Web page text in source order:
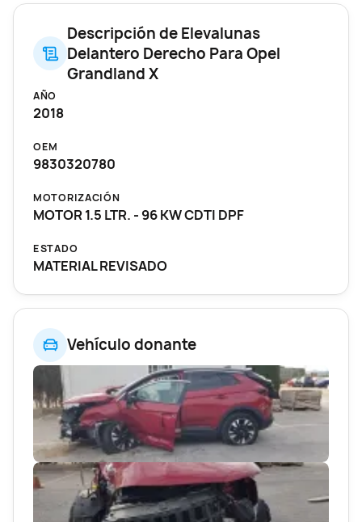
Vehículo donante
Descripción de Elevalunas
Delantero Derecho Para Opel
Grandland X
AÑO
2018
OEM
9830320780
MOTORIZACIÓN
MOTOR 1.5 LTR. - 96 KW CDTI DPF
ESTADO
MATERIAL REVISADO